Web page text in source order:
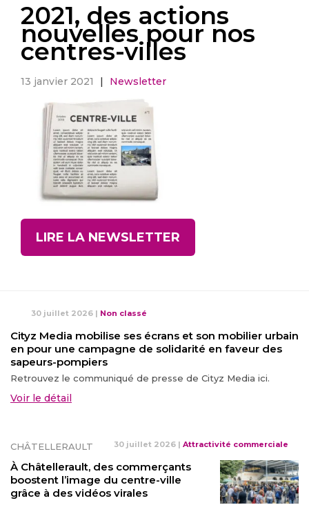
2021, des actions
nouvelles pour nos
centres-villes
13 janvier 2021 | Newsletter
LIRE LA NEWSLETTER
30 juillet 2026 | Non classé
Cityz Media mobilise ses écrans et son mobilier urbain
en pour une campagne de solidarité en faveur des
sapeurs-pompiers
Retrouvez le communiqué de presse de Cityz Media ici.
Voir le détail
CHÂTELLERAULT 30 juillet 2026 | Attractivité commerciale
À Châtellerault, des commerçants
boostent l’image du centre-ville
grâce à des vidéos virales